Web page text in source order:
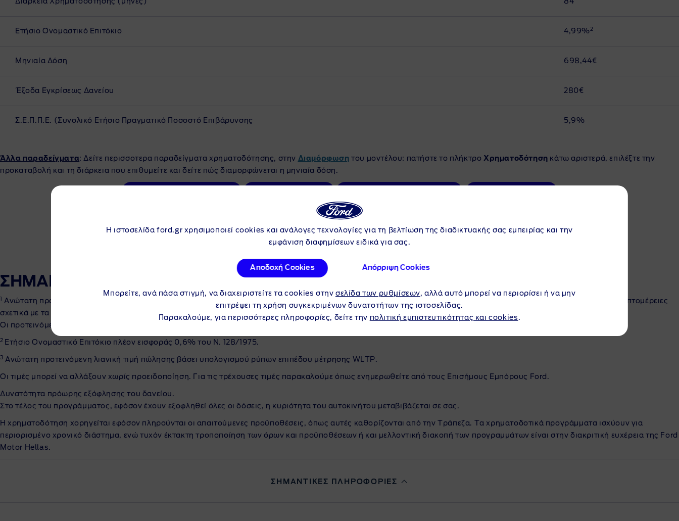
Η ιστοσελίδα ford.gr χρησιμοποιεί cookies και ανάλογες τεχνολογίες για τη βελτίωση της διαδικτυακής σας εμπειρίας και την
εμφάνιση διαφημίσεων ειδικά για σας.
Αποδοχή Cookies Απόρριψη Cookies
Μπορείτε, ανά πάσα στιγμή, να διαχειριστείτε τα cookies στην σελίδα των ρυθμίσεων, αλλά αυτό μπορεί να περιορίσει ή να μην
επιτρέψει τη χρήση συγκεκριμένων δυνατοτήτων της ιστοσελίδας.
Παρακαλούμε, για περισσότερες πληροφορίες, δείτε την πολιτική εμπιστευτικότητας και cookies .
Διάρκεια Χρηματοδότησης (μήνες) 84
Ετήσιο Ονομαστικό Επιτόκιο 4,99% 2
Μηνιαία Δόση 698,44€
Έξοδα Εγκρίσεως Δανείου 280€
Σ.Ε.Π.Π.Ε. (Συνολικό Ετήσιο Πραγματικό Ποσοστό Επιβάρυνσης 5,9%
Άλλα παραδείγματα: Δείτε περισσοτερα παραδείγματα χρηματοδότησης, στην Διαμόρφωση του μοντέλου: πατήστε το πλήκτροΧρηματοδότηση κάτω αριστερά, επιλέξτε την
προκαταβολή και τη διάρκεια που επιθυμείτε και δείτε πώς διαμορφώνεται η μηνιαία δόση.
ΣΗΜΑΝΤΙΚΕΣ ΠΛΗΡΟΦΟΡΙΕΣ
Ανώτατη προτεινόμενη λιανική τιμή πώλησης Ford Mustang GT 5.0L 446PS RWD
, δεν περιλαμβάνει τυχόν όφελος προωθητικού προγράμματος. Για περισσότερες λεπτομέρειες
σχετικά με τα προωθητικά προγράμματα Ford, παρακαλούμε όπως επισκεφθείτε έναν Επίσημο Έμπορο Ford.
Οι προτεινόμενες τιμές μπορεί να αλλάξουν χωρίς προειδοποίηση. Για τις τρέχουσες τιμές παρακαλούμε όπως ενημερωθείτε από τους Επισήμους Εμπόρους Ford.
2 Ετήσιο Ονομαστικό Επιτόκιο πλέον εισφοράς 0,6% του Ν. 128/1975.
3 Aνώτατη προτεινόμενη λιανική τιμή πώλησης βάσει υπολογισμού ρύπων επιπέδου μέτρησης WLTP.
Οι τιμές μπορεί να αλλάξουν χωρίς προειδοποίηση. Για τις τρέχουσες τιμές παρακαλούμε όπως ενημερωθείτε από τους Επισήμους Εμπόρους Ford.
Δυνατότητα πρόωρης εξόφλησης του δανείου.
Στο τέλος του προγράμματος, εφόσον έχουν εξοφληθεί όλες οι δόσεις, η κυριότητα του αυτοκινήτου μεταβιβάζεται σε σας.
Η χρηματοδότηση χορηγείται εφόσον πληρούνται οι απαιτούμενες προϋποθέσεις, όπως αυτές καθορίζονται από την Τράπεζα. Τα χρηματοδοτικά προγράμματα ισχύουν για
περιορισμένο χρονικό διάστημα, ενώ τυχόν έκτακτη τροποποίηση των όρων και προϋποθέσεων ή και μελλοντική διακοπή των προγραμμάτων είναι στην διακριτική ευχέρεια της Ford
Motor Hellas.
ΣΗΜΑΝΤΙΚΕΣ ΠΛΗΡΟΦΟΡΙΕΣ